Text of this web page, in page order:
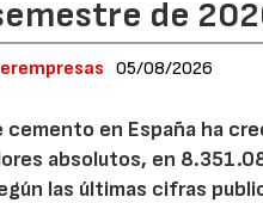
de
05/08/2026
cemento en España ha
absolutos, en
las últimas cifras